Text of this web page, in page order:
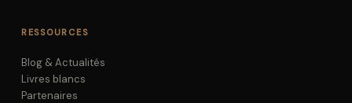
RESSOURCES
Blog & Actualités
Livres blancs
Partenaires